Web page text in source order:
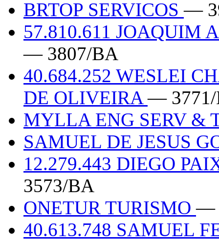
BRTOP SERVICOS—
57.810.611 JOAQUIM
— 3807/BA
40.684.252 WESLEI
DE OLIVEIRA—
MYLLA ENG SERV &
SAMUEL DE JESUS
12.279.443 DIEGO
3573/BA
ONETUR TURISMO—
40.613.748 SAMUEL